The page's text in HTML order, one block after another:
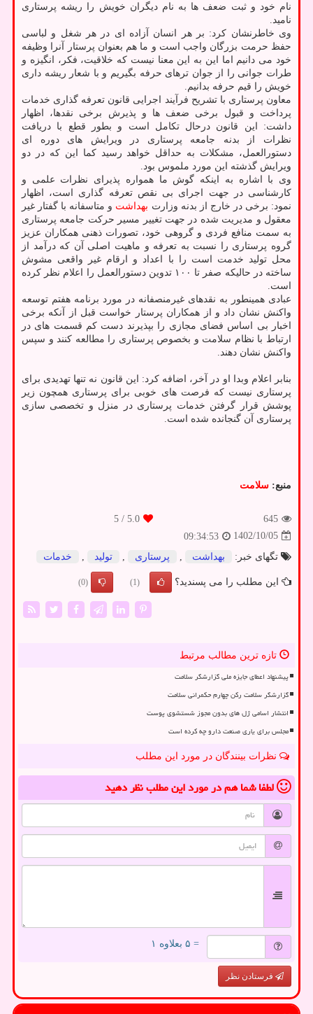
نام خود و ثبت ضعف ها به نام دیگران خویش را ریشه پرستاری
نامید.
وی خاطرنشان کرد: بر هر انسان آزاده ای در هر شغل و لباسی
حفظ حرمت بزرگان واجب است و ما هم بعنوان پرستار آنرا وظیفه
خود می دانیم اما این به این معنا نیست که خلاقیت، فکر، انگیزه و
طرات جوانی را از جوان ترهای حرفه بگیریم و با شعار ریشه داری
خویش را قیم حرفه بدانیم.
معاون پرستاری با تشریح فرآیند اجرایی قانون تعرفه گذاری خدمات
پرداخت و قبول برخی ضعف ها و پذیرش برخی نقدها، اظهار
داشت: این قانون درحال تکامل است و بطور قطع با دریافت
نظرات از بدنه جامعه پرستاری در ویرایش های دوره ای
دستورالعمل، مشکلات به حداقل خواهد رسید کما این که در دو
ویرایش گذشته این مورد ملموس بود.
وی با اشاره به اینکه گوش ما همواره پذیرای نظرات علمی و
کارشناسی در جهت اجرای بی نقص تعرفه گذاری است، اظهار
نمود: برخی در خارج از بدنه وزارت بهداشت و متاسفانه با گفتار غیر
معقول و مدیریت شده در جهت تغییر مسیر حرکت جامعه پرستاری
به سمت منافع فردی و گروهی خود، تصورات ذهنی همکاران عزیز
گروه پرستاری را نسبت به تعرفه و ماهیت اصلی آن که درآمد از
محل تولید خدمت است را با اعداد و ارقام غیر واقعی مشوش
ساخته در حالیکه صفر تا ۱۰۰ تدوین دستورالعمل را اعلام نظر کرده
است.
عبادی همینطور به نقدهای غیرمنصفانه در مورد برنامه هفتم توسعه
واکنش نشان داد و از همکاران پرستار خواست قبل از آنکه برخی
اخبار بی اساس فضای مجازی را بپذیرند دست کم قسمت های در
ارتباط با نظام سلامت و بخصوص پرستاری را مطالعه کنند و سپس
واکنش نشان دهند.
بنابر اعلام وبدا او در آخر، اضافه کرد: این قانون نه تنها تهدیدی برای
پرستاری نیست که فرصت های خوبی برای پرستاری همچون زیر
پوشش قرار گرفتن خدمات پرستاری در منزل و تخصصی سازی
پرستاری آن گنجانده شده است.
منبع: سلامت
645
5.0
/ 5
1402/10/05
09:34:53
تگهای خبر:
بهداشت پرستاری تولید خدمات
این مطلب را می پسندید؟ (1)
(0)
تازه ترین مطالب مرتبط
پیشنهاد اعطای جایزه ملی گزارشگر سلامت
گزارشگر سلامت رکن چهارم حکمرانی سلامت
انتشار اسامی ژل های بدون مجوز شستشوی پوست
مجلس برای یاری صنعت دارو چه کرده است
نظرات بینندگان در مورد این مطلب
لطفا شما همدر مورد این مطلبنظر دهید
= ۵ بعلاوه ۱
فرستادن نظر